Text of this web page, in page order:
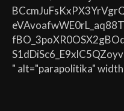
" alt="parapolitika"